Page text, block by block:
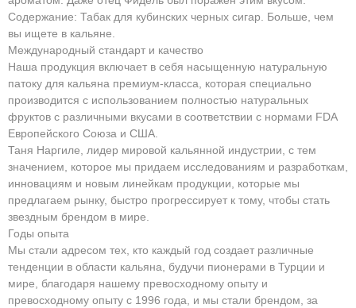
Содержание: Табак для кубинских черных сигар. Больше, чем
вы ищете в кальяне.
Международный стандарт и качество
Наша продукция включает в себя насыщенную натуральную
патоку для кальяна премиум-класса, которая специально
производится с использованием полностью натуральных
фруктов с различными вкусами в соответствии с нормами FDA
Европейского Союза и США.
Таня Наргиле, лидер мировой кальянной индустрии, с тем
значением, которое мы придаем исследованиям и разработкам,
инновациям и новым линейкам продукции, которые мы
предлагаем рынку, быстро прогрессирует к тому, чтобы стать
звездным брендом в мире.
Годы опыта
Мы стали адресом тех, кто каждый год создает различные
тенденции в области кальяна, будучи пионерами в Турции и
мире, благодаря нашему превосходному опыту и
превосходному опыту с 1996 года, и мы стали брендом, за